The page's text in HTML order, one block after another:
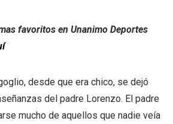
favoritos en Unanimo Deportes
desde que era chico, se dejó
del padre Lorenzo. El padre
mucho de aquellos que nadie veía